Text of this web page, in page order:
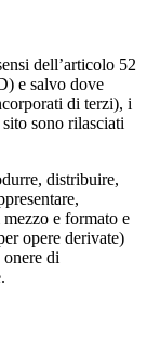
dell’articolo 52
e salvo dove
di terzi), i
sono rilasciati
distribuire,
e formato e
opere derivate)
di